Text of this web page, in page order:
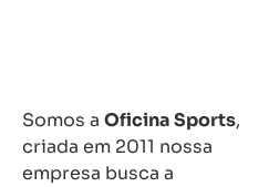
Somos a Oficina Sports,
criada em 2011 nossa
empresa busca a